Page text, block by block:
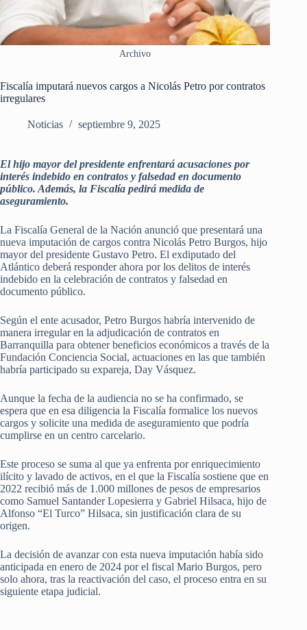
Archivo
Fiscalía imputará nuevos cargos a Nicolás Petro por contratos
irregulares
Noticias septiembre 9, 2025
El hijo mayor del presidente enfrentará acusaciones por
interés indebido en contratos y falsedad en documento
público. Además, la Fiscalía pedirá medida de
aseguramiento.
La Fiscalía General de la Nación anunció que presentará una
nueva imputación de cargos contra Nicolás Petro Burgos, hijo
mayor del presidente Gustavo Petro. El exdiputado del
Atlántico deberá responder ahora por los delitos de interés
indebido en la celebración de contratos y falsedad en
documento público.
Según el ente acusador, Petro Burgos habría intervenido de
manera irregular en la adjudicación de contratos en
Barranquilla para obtener beneficios económicos a través de la
Fundación Conciencia Social, actuaciones en las que también
habría participado su expareja, Day Vásquez.
Aunque la fecha de la audiencia no se ha confirmado, se
espera que en esa diligencia la Fiscalía formalice los nuevos
cargos y solicite una medida de aseguramiento que podría
cumplirse en un centro carcelario.
Este proceso se suma al que ya enfrenta por enriquecimiento
ilícito y lavado de activos, en el que la Fiscalía sostiene que en
2022 recibió más de 1.000 millones de pesos de empresarios
como Samuel Santander Lopesierra y Gabriel Hilsaca, hijo de
Alfonso “El Turco” Hilsaca, sin justificación clara de su
origen.
La decisión de avanzar con esta nueva imputación había sido
anticipada en enero de 2024 por el fiscal Mario Burgos, pero
solo ahora, tras la reactivación del caso, el proceso entra en su
siguiente etapa judicial.